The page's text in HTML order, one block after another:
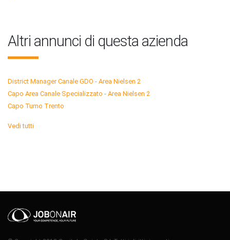
Altri annunci di questa azienda
District Manager Canale GDO - Area Nielsen 2
Capo Area Canale Specializzato - Area Nielsen 2
Capo Turno Trento
Vedi tutti